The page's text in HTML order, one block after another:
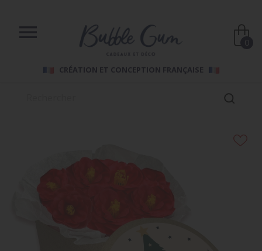
 0
CRÉATION ET CONCEPTION FRANÇAISE